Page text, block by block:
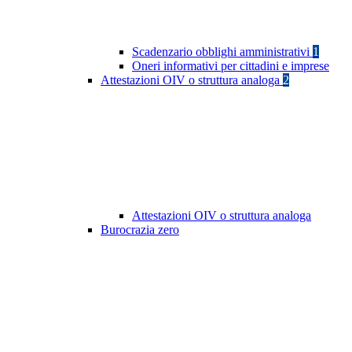
Scadenzario obblighi amministrativi 1
Oneri informativi per cittadini e imprese
Attestazioni OIV o struttura analoga 2
Attestazioni OIV o struttura analoga
Burocrazia zero